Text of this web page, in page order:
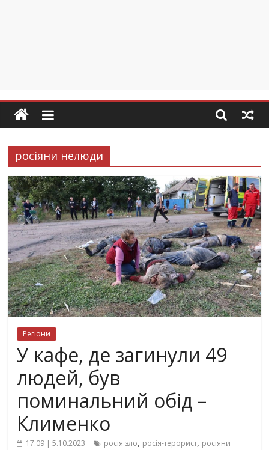
росіяни нелюди
Регіони
У кафе, де загинули 49
людей, був
поминальний обід –
Клименко
17:09 | 5.10.2023 росія зло, росія-терорист, росіяни